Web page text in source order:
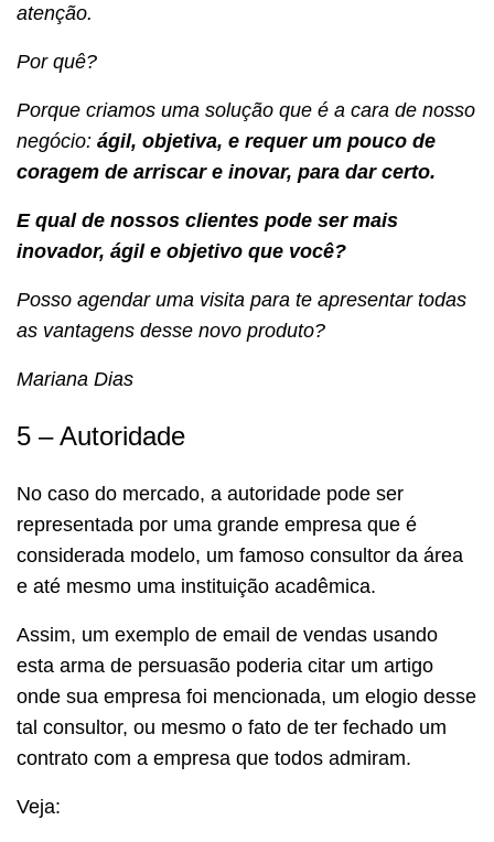
atenção.
Por quê?
Porque criamos uma solução que é a cara de nosso
negócio: ágil, objetiva, e requer um pouco de
coragem de arriscar e inovar, para dar certo.
E qual de nossos clientes pode ser mais
inovador, ágil e objetivo que você?
Posso agendar uma visita para te apresentar todas
as vantagens desse novo produto?
Mariana Dias
5 – Autoridade
No caso do mercado, a autoridade pode ser
representada por uma grande empresa que é
considerada modelo, um famoso consultor da área
e até mesmo uma instituição acadêmica.
Assim, um exemplo de email de vendas usando
esta arma de persuasão poderia citar um artigo
onde sua empresa foi mencionada, um elogio desse
tal consultor, ou mesmo o fato de ter fechado um
contrato com a empresa que todos admiram.
Veja: